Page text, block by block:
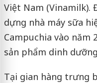
Việt Nam (Vinamilk).
dựng nhà máy sữa
Campuchia vào năm
sản phẩm dinh
Tại gian hàng trưng